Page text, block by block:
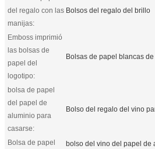
del regalo con las
manijas:
Bolsos del regalo del brillo
Emboss imprimió
las bolsas de
papel del
logotipo:
Bolsas de papel blancas
bolsa de papel
del papel de
aluminio para
casarse:
Bolso del regalo del vino
Bolsa de papel
bolso del vino del papel de